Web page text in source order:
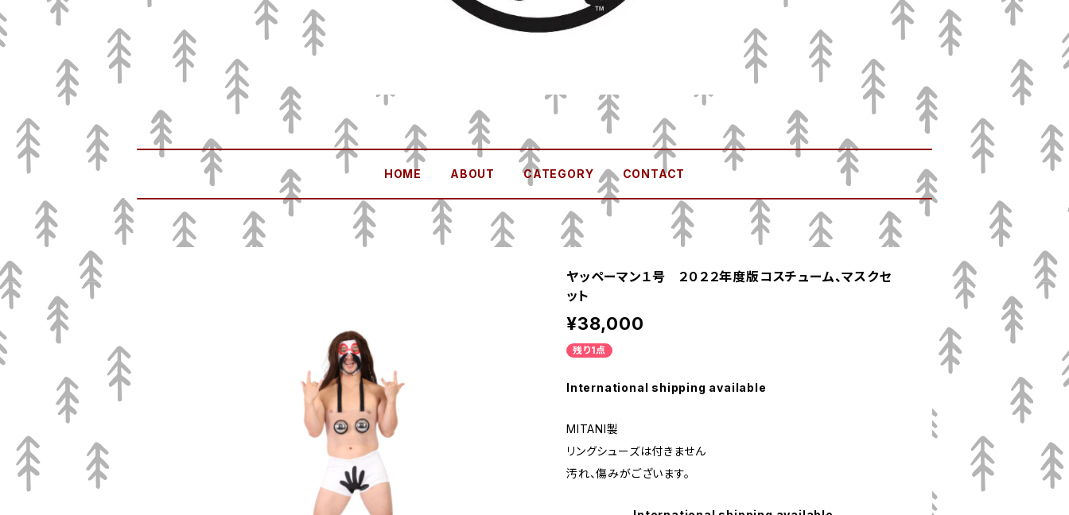
HOME ABOUT CATEGORY CONTACT
ヤッペーマン１号 ２０２２年度版コスチューム、マスクセ
ット
¥38,000
残り1点
International shipping available
MITANI製
リングシューズは付きません
汚れ、傷みがございます。